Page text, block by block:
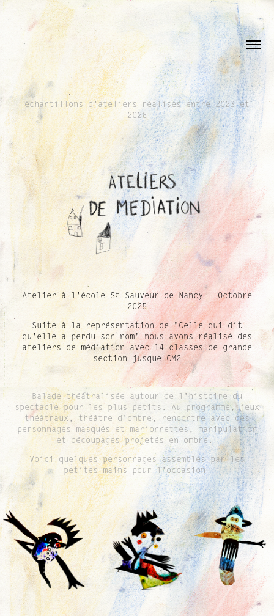
échantillons d'ateliers réalisés entre 2023 et
2026
Atelier à l'école St Sauveur de Nancy - Octobre
2025
Suite à la représentation de "Celle qui dit
qu'elle a perdu son nom" nous avons réalisé des
ateliers de médiation avec 14 classes de grande
section jusque CM2
Balade théâtralisée autour de l'histoire du
spectacle pour les plus petits. Au programme, jeux
théâtraux, théâtre d'ombre, rencontre avec des
personnages masqués et marionnettes, manipulation
et découpages projetés en ombre.
Voici quelques personnages assemblés par les
petites mains pour l'occasion